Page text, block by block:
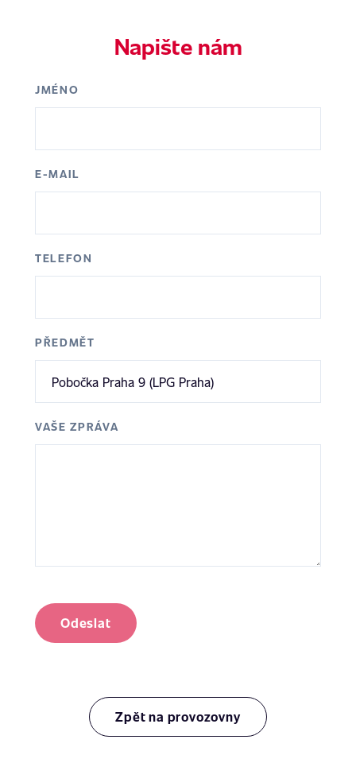
Napište nám
JMÉNO
E-MAIL
TELEFON
PŘEDMĚT
VAŠE ZPRÁVA
Odeslat
Zpět na provozovny